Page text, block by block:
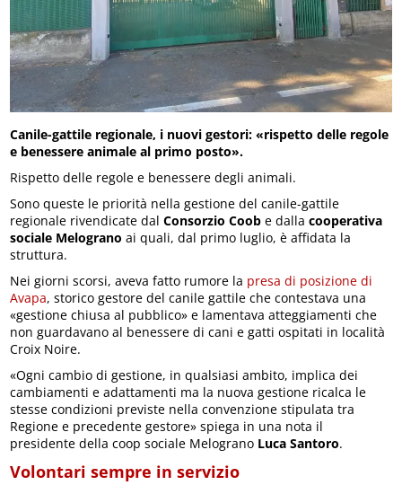
Canile-gattile regionale, i nuovi gestori: «rispetto delle regole
e benessere animale al primo posto».
Rispetto delle regole e benessere degli animali.
Sono queste le priorità nella gestione del canile-gattile
regionale rivendicate dalConsorzio Coob e dalla cooperativa
sociale Melograno ai quali, dal primo luglio, è affidata la
struttura.
Nei giorni scorsi, aveva fatto rumore la presa di posizione di
Avapa, storico gestore del canile gattile che contestava una
«gestione chiusa al pubblico» e lamentava atteggiamenti che
non guardavano al benessere di cani e gatti ospitati in località
Croix Noire.
«Ogni cambio di gestione, in qualsiasi ambito, implica dei
cambiamenti e adattamenti ma la nuova gestione ricalca le
stesse condizioni previste nella convenzione stipulata tra
Regione e precedente gestore» spiega in una nota il
presidente della coop sociale Melograno Luca Santoro.
Volontari sempre in servizio